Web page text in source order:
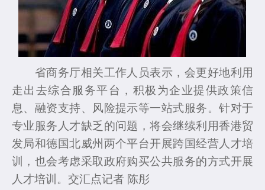
省商务厅相关工作人员表示，会更好地利用
走出去综合服务平台，积极为企业提供政策信
息、融资支持、风险提示等一站式服务。针对于
专业服务人才缺乏的问题，将会继续利用香港贸
发局和德国北威州两个平台开展跨国经营人才培
训，也会考虑采取政府购买公共服务的方式开展
人才培训。交汇点记者 陈彤